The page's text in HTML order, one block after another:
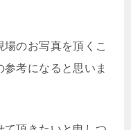
のお写真を頂くこ
考になると思いま